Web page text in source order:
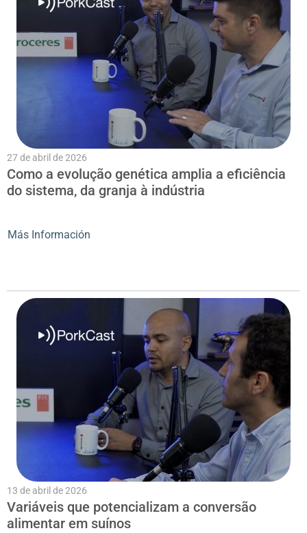
27 de abril de 2026
Como a evolução genética amplia a eficiência
do sistema, da granja à indústria
Más Información
13 de abril de 2026
Variáveis que potencializam a conversão
alimentar em suínos